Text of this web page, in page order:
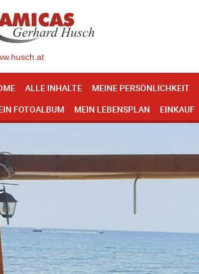
ALLE INHALTE MEINE PERSÖNLICHKEIT
FOTOALBUM
MEIN LEBENSPLAN EINKAUF